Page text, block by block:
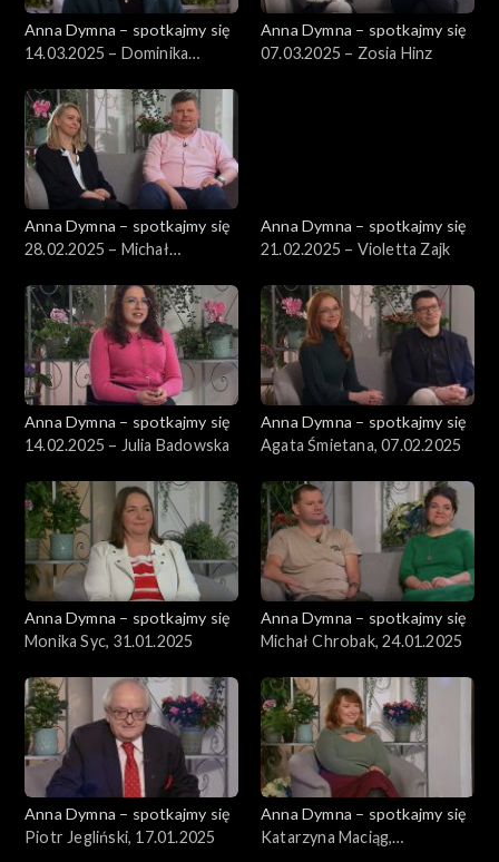
Anna Dymna – spotkajmy się
14.03.2025 – Dominika
Anna Dymna – spotkajmy się
07.03.2025 – Zosia Hinz
Anna Dymna – spotkajmy się
28.02.2025 – Michał
Anna Dymna – spotkajmy się
21.02.2025 – Violetta Zajk
Anna Dymna – spotkajmy się
14.02.2025 – Julia Badowska
Anna Dymna – spotkajmy się
Agata Śmietana, 07.02.2025
Anna Dymna – spotkajmy się
Monika Syc, 31.01.2025
Anna Dymna – spotkajmy się
Michał Chrobak, 24.01.2025
Anna Dymna – spotkajmy się
Piotr Jegliński, 17.01.2025
Anna Dymna – spotkajmy się
Katarzyna Maciąg,